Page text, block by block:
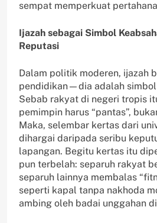
sempat memperkuat
Ijazah sebagai Simbol
Reputasi
Dalam politik moderen, ijazah
pendidikan—dia adalah
Sebab rakyat di negeri tropis
pemimpin harus “pantas”,
Maka, selembar kertas dari
dihargai daripada seribu
lapangan. Begitu kertas itu
pun terbelah: separuh rakyat
separuh lainnya membalas
seperti kapal tanpa nakhoda
ambing oleh badai unggahan